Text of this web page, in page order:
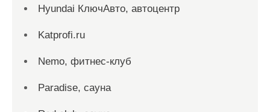
Hyundai КлючАвто, автоцентр
Katprofi.ru
Nemo, фитнес-клуб
Paradise, сауна